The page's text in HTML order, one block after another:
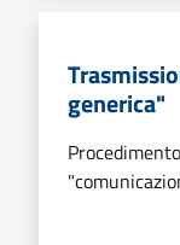
generica"